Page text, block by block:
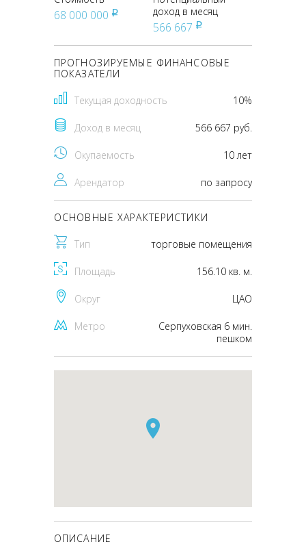
68 000 000 pуб
доход в месяц
566 667 pуб
ПРОГНОЗИРУЕМЫЕ ФИНАНСОВЫЕ
ПОКАЗАТЕЛИ
Текущая доходность 10%
Доход в месяц 566 667 руб.
Окупаемость 10 лет
Арендатор по запросу
ОСНОВНЫЕ ХАРАКТЕРИСТИКИ
Тип торговые помещения
Площадь 156.10 кв. м.
Округ ЦАО
Метро
Серпуховская 6 мин.
пешком
ОПИСАНИЕ